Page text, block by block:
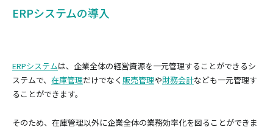
ERPシステムの導入
ERPシステムは、企業全体の経営資源を一元管理することができるシ
ステムで、 在庫管理だけでなく 販売管理や財務会計なども一元管理す
ることができます。
そのため、在庫管理以外に企業全体の業務効率化を図ることができま